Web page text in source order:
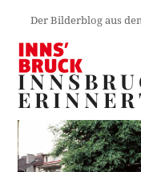
Der Bilderblog aus